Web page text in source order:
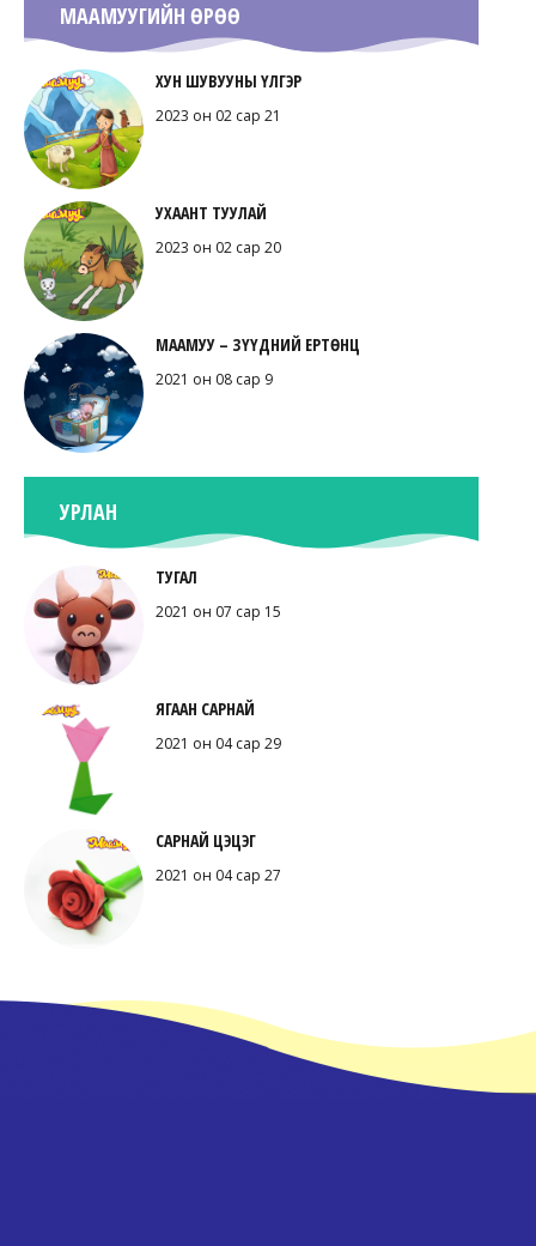
МААМУУГИЙН ӨРӨӨ
ХУН ШУВУУНЫ ҮЛГЭР
2023 он 02 сар 21
УХААНТ ТУУЛАЙ
2023 он 02 сар 20
МААМУУ – ЗҮҮДНИЙ ЕРТӨНЦ
2021 он 08 сар 9
УРЛАН
ТУГАЛ
2021 он 07 сар 15
ЯГААН САРНАЙ
2021 он 04 сар 29
САРНАЙ ЦЭЦЭГ
2021 он 04 сар 27